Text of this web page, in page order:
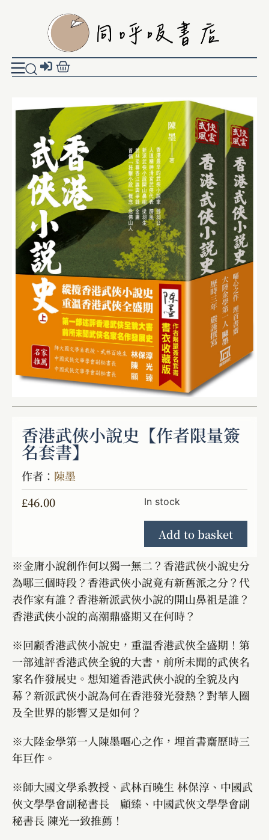
香港武俠小說史【作者限量簽
名套書】
作者： 陳墨
£46.00 In stock
Add to basket
※金庸小說創作何以獨一無二？香港武俠小說史分
為哪三個時段？香港武俠小說竟有新舊派之分？代
表作家有誰？香港新派武俠小說的開山鼻祖是誰？
香港武俠小說的高潮鼎盛期又在何時？
※回顧香港武俠小說史，重溫香港武俠全盛期！第
一部述評香港武俠全貌的大書，前所未聞的武俠名
家名作發展史。想知道香港武俠小說的全貌及內
幕？新派武俠小說為何在香港發光發熱？對華人圈
及全世界的影響又是如何？
※大陸金學第一人陳墨嘔心之作，埋首書齋歷時三
年巨作。
※師大國文學系教授、武林百曉生 林保淳、中國武
俠文學學會副秘書長 顧臻、中國武俠文學學會副
秘書長 陳光一致推薦！